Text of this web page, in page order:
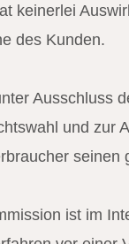
keinerlei
des Kunden.
Ausschluss
und zur
ist im